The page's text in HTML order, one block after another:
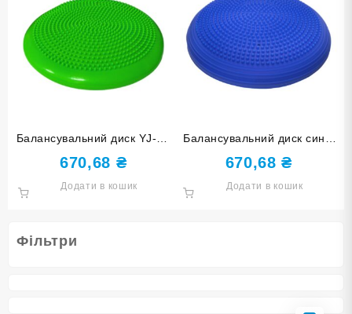
Фільтри
Балансувальний диск YJ-O-
G-green
670,68 ₴
Додати в кошик
Балансувальний диск синій
YJ-O-M-blue
670,68₴
Додати в кошик